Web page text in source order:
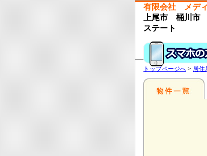
有限会社 メデ
上尾市 桶川
ステート
トップページへ > 居住